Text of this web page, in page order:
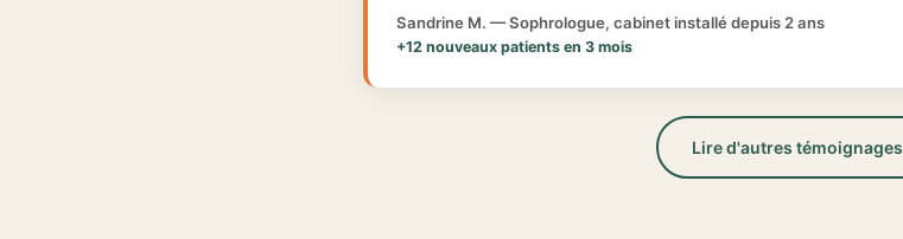
Sandrine M. — Sophrologue, cabinet installé depuis 2 ans
+12 nouveaux patients en 3 mois
Lire d'autres témoignages